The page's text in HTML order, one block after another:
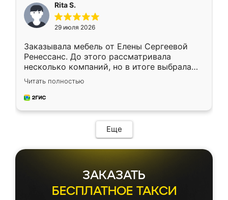
Rita S.
29 июля 2026
Заказывала мебель от Елены Сергеевой
Ренессанс. До этого рассматривала
несколько компаний, но в итоге выбрала
эту. Сначала обговорили условия, потом
приехал замерщик, всё спокойно объяснил
и снял размеры. Изготовили в срок, с
мебель сразу встала на свое место без
каких-либо доработок. Качеством осталась
довольна, все выглядит так, как и ожидала.
Читать полностью
Еще
ЗАКАЗАТЬ
БЕСПЛАТНОЕ ТАКСИ